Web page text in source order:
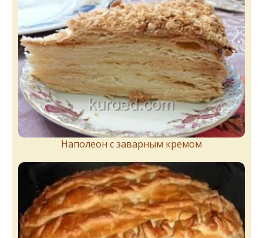
Наполеон с заварным кремом